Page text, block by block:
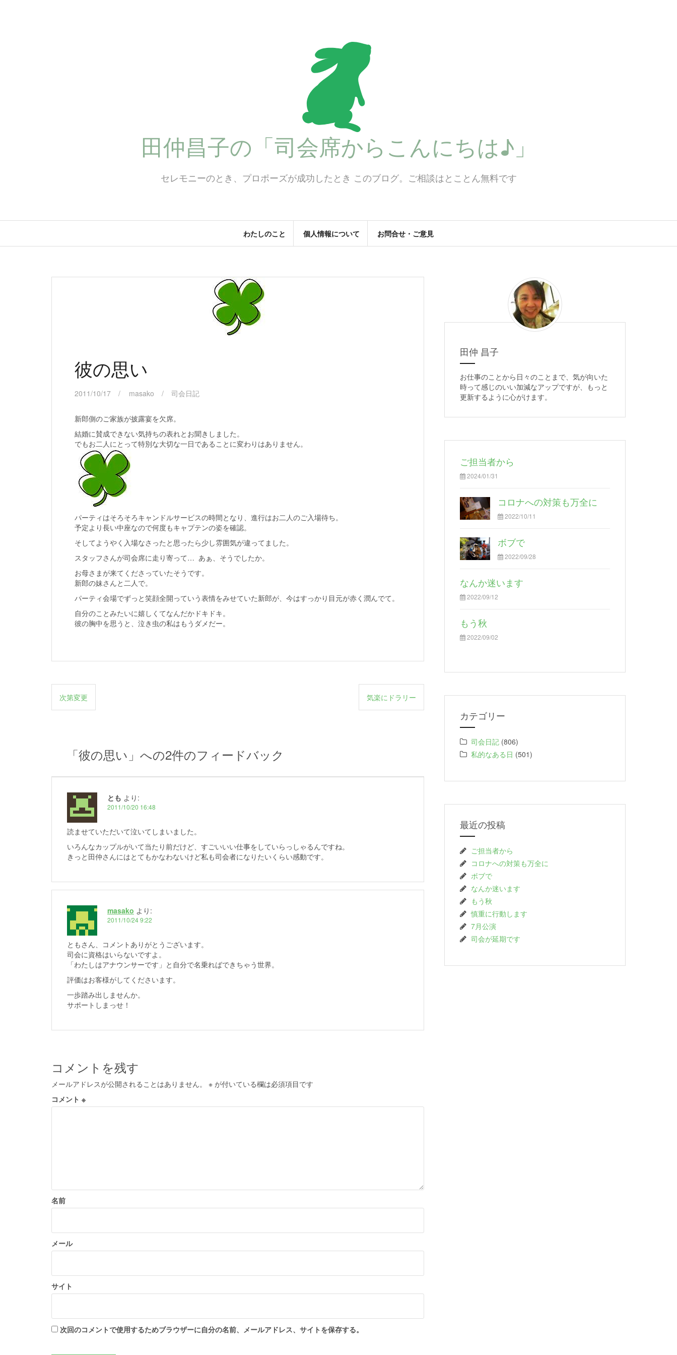
田仲昌子の「司会席からこんにちは♪」
セレモニーのとき、プロポーズが成功したとき このブログ。ご相談はとことん無料です
わたしのこと 個人情報について お問合せ・ご意見
彼の思い
2011/10/17 masako 司会日記
新郎側のご家族が披露宴を欠席。
結婚に賛成できない気持ちの表れとお聞きしました。
でもお二人にとって特別な大切な一日であることに変わりはありません。
パーティはそろそろキャンドルサービスの時間となり、進行はお二人のご入場待ち。
予定より長い中座なので何度もキャプテンの姿を確認。
そしてようやく入場なさったと思ったら少し雰囲気が違ってました。
スタッフさんが司会席に走り寄って… あぁ、そうでしたか。
お母さまが来てくださっていたそうです。
新郎の妹さんと二人で。
パーティ会場でずっと笑顔全開っていう表情をみせていた新郎が、今はすっかり目元が赤く潤んでて。
自分のことみたいに嬉しくてなんだかドキドキ。
彼の胸中を思うと、泣き虫の私はもうダメだー。
投
稿
ー
次第変更 気楽にドラリー
「彼の思い 」への2件のフィードバック
とも より:
2011/10/20 16:48
読ませていただいて泣いてしまいました。
いろんなカップルがいて当たり前だけど、すごいいい仕事をしていらっしゃるんですね。
きっと田仲さんにはとてもかなわないけど私も司会者になりたいくらい感動です。
masako より:
2011/10/24 9:22
ともさん、コメントありがとうございます。
司会に資格はいらないですよ。
「わたしはアナウンサーです」と自分で名乗ればできちゃう世界。
評価はお客様がしてくださいます。
一歩踏み出しませんか。
サポートしまっせ！
コメントを残す
メールアドレスが公開されることはありません。 ※ が付いている欄は必須項目です
コメント ※
名前
メール
サイト
次回のコメントで使用するためブラウザーに自分の名前、メールアドレス、サイトを保存する。
田仲 昌子
お仕事のことから日々のことまで、気が向いた
時って感じのいい加減なアップですが、もっと
更新するように心がけます。
ご担当者から
2024/01/31
コロナへの対策も万全に
2022/10/11
ボブで
2022/09/28
なんか迷います
2022/09/12
もう秋
2022/09/02
カテゴリー
司会日記 (806)
私的なある日 (501)
最近の投稿
ご担当者から
コロナへの対策も万全に
ボブで
なんか迷います
もう秋
慎重に行動します
7月公演
司会が延期です